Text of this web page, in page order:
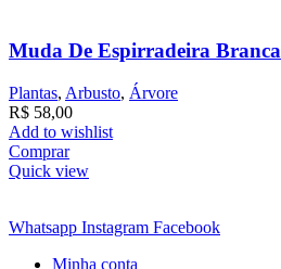
Muda De Espirradeira Branca
Plantas, Arbusto, Árvore
R$ 58,00
Add to wishlist
Comprar
Quick view
Whatsapp Instagram Facebook
Minha conta